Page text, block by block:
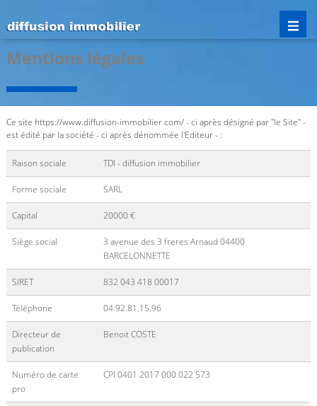
Mentions légales
Ce site https://www.diffusion-immobilier.com/ - ci après désigné par "le Site" -
est édité par la société - ci après dénommée l'Editeur - :
Raison sociale TDI - diffusion immobilier
Forme sociale SARL
Capital 20000 €
Siège social
3 avenue des 3 freres Arnaud 04400
BARCELONNETTE
SIRET 832 043 418 00017
Téléphone 04.92.81.15.96
Directeur de
publication
Benoit COSTE
Numéro de carte
pro
CPI 0401 2017 000 022 573